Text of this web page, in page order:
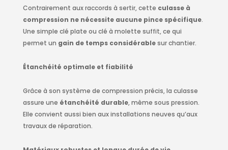
Contrairement aux raccords à sertir, cette culasse à
compression ne nécessite aucune pince spécifique.
Une simple clé plate ou clé à molette suffit, ce qui
permet un gain de temps considérablesur chantier.
Étanchéité optimale et fiabilité
Grâce à son système de compression précis, la culasse
assure une étanchéité durable, même sous pression.
Elle convient aussi bien aux installations neuves qu’aux
travaux de réparation.